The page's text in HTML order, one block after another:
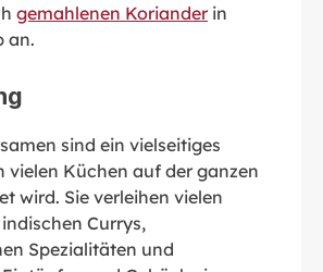
gemahlenen Korianderin
an.
sind ein vielseitiges
vielen Küchen auf der ganzen
wird. Sie verleihen vielen
Currys,
Spezialitäten und